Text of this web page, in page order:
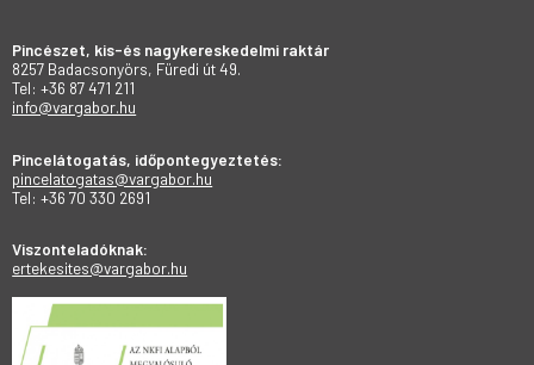
Pincészet, kis-és nagykereskedelmi raktár
8257 Badacsonyörs, Füredi út 49.
Tel: +36 87 471 211
info@vargabor.hu
Pincelátogatás, időpontegyeztetés:
pincelatogatas@vargabor.hu
Tel: +36 70 330 2691
Viszonteladóknak:
ertekesites@vargabor.hu